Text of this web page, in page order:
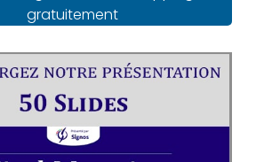
gratuitement